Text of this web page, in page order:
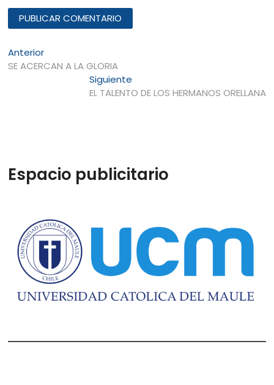
Navegación
de
AnteriorEntrada
anterior:
SE ACERCAN A LA GLORIA
SiguienteEntrada
siguiente:
EL TALENTO DE LOS HERMANOS ORELLANA
Espacio publicitario